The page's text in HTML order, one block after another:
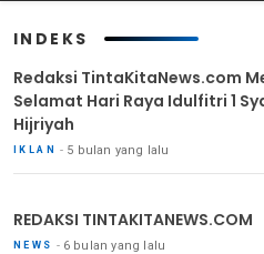
INDEKS
Redaksi TintaKitaNews.com
Selamat Hari Raya Idulfitri 1
Hijriyah
IKLAN 5 bulan yang lalu
REDAKSI TINTAKITANEWS.COM
NEWS 6 bulan yang lalu